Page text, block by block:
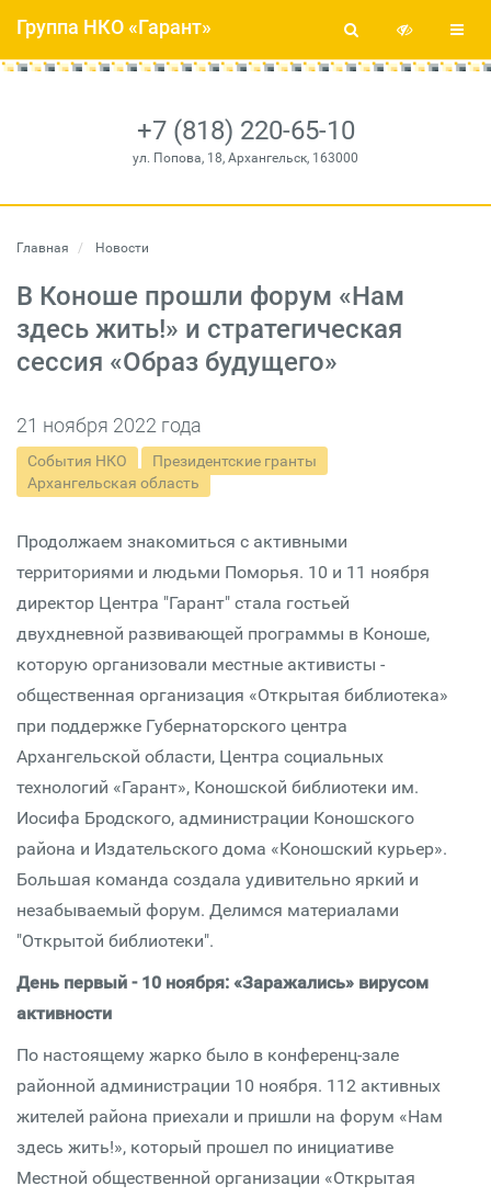
+7 (818) 220-65-10
ул. Попова, 18, Архангельск, 163000
Группа НКО «Гарант»
Главная Новости
В Коноше прошли форум «Нам
здесь жить!» и стратегическая
сессия «Образ будущего»
21 ноября 2022 года
События НКО
Президентские гранты
Архангельская область
Продолжаем знакомиться с активными
территориями и людьми Поморья. 10 и 11 ноября
директор Центра "Гарант" стала гостьей
двухдневной развивающей программы в Коноше,
которую организовали местные активисты -
общественная организация «Открытая библиотека»
при поддержке Губернаторского центра
Архангельской области, Центра социальных
технологий «Гарант», Коношской библиотеки им.
Иосифа Бродского, администрации Коношского
района и Издательского дома «Коношский курьер».
Большая команда создала удивительно яркий и
незабываемый форум. Делимся материалами
"Открытой библиотеки".
День первый - 10 ноября: «Заражались» вирусом
активности
По настоящему жарко было в конференц-зале
районной администрации 10 ноября. 112 активных
жителей района приехали и пришли на форум «Нам
здесь жить!», который прошел по инициативе
Местной общественной организации «Открытая